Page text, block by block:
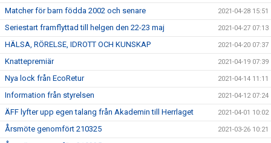
Matcher för barn födda 2002 och senare 2021-04-28 15:51
Seriestart framflyttad till helgen den 22-23 maj 2021-04-27 07:13
HÄLSA, RÖRELSE, IDROTT OCH KUNSKAP 2021-04-20 07:37
Knattepremiär 2021-04-19 07:39
Nya lock från EcoRetur 2021-04-14 11:11
Information från styrelsen 2021-04-12 07:24
ÄFF lyfter upp egen talang från Akademin till Herrlaget 2021-04-01 10:02
Årsmöte genomfört 210325 2021-03-26 10:21